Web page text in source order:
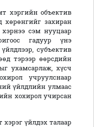
хэргийн объектив
захиран
сэм нууцаар
гадуур үнэ
субъектив
тэрээр өөрсдийн
ухамсарлаж, хүсч
учруулснаар
үйлдлийн улмаас
хохирол учирсан
үйлдэх талаар